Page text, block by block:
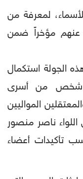
لمعرفة من
عنهم مؤخراً ضمن
الجولة استكمال
على الإفراج عن 900 شخص من أسرى
والمعتقلين المواليين
ناصر منصور
تأكيدات أعضاء